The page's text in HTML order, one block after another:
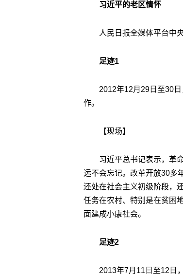
习近平的老区情怀
人民日报全媒体平台中
足迹1
2012年12月29日至30
作。
【现场】
习近平总书记表示，革
远不会忘记。改革开放30多
还处在社会主义初级阶段，
任务在农村、特别是在贫困
面建成小康社会。
足迹2
2013年7月11日至12日